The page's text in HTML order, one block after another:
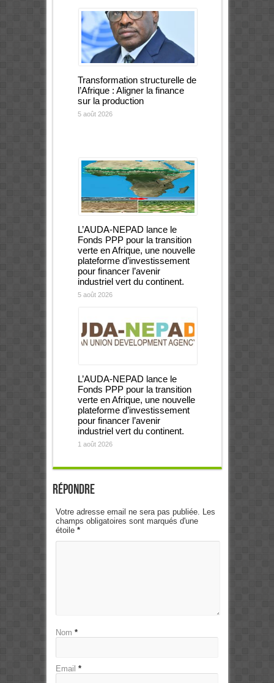
Transformation structurelle de
l’Afrique : Aligner la finance
sur la production
5 août 2026
L’AUDA-NEPAD lance le
Fonds PPP pour la transition
verte en Afrique, une nouvelle
plateforme d’investissement
pour financer l’avenir
industriel vert du continent.
5 août 2026
L’AUDA-NEPAD lance le
Fonds PPP pour la transition
verte en Afrique, une nouvelle
plateforme d’investissement
pour financer l’avenir
industriel vert du continent.
1 août 2026
Répondre
Votre adresse email ne sera pas publiée. Les
champs obligatoires sont marqués d'une
étoile *
Nom *
Email *